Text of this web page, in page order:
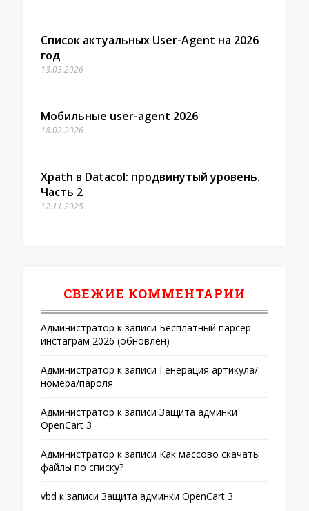
Список актуальных User-Agent на 2026
год
13.03.2026
Мобильные user-agent 2026
18.02.2026
Xpath в Datacol: продвинутый уровень.
Часть 2
12.11.2025
СВЕЖИЕ КОММЕНТАРИИ
Администратор к записи Бесплатный парсер
инстаграм 2026 (обновлен)
Администратор к записи Генерация артикула/
номера/пароля
Администратор к записи Защита админки
OpenCart 3
Администратор к записи Как массово скачать
файлы по списку?
vbd к записи Защита админки OpenCart 3